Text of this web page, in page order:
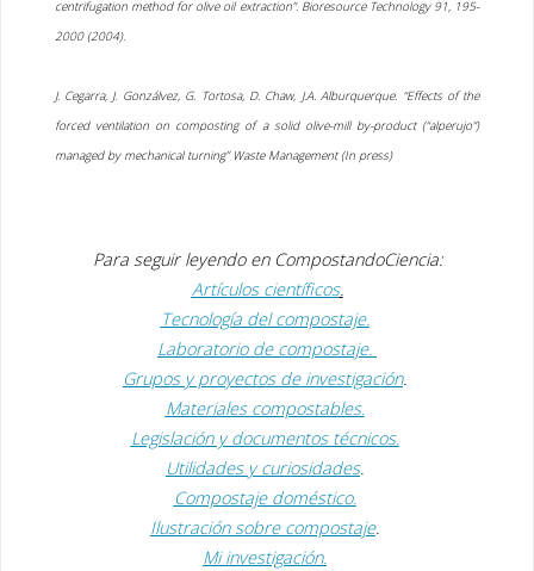
centrifugation method for olive oil extraction”. Bioresource Technology 91, 195-
2000 (2004).
J. Cegarra, J. Gonzálvez, G. Tortosa, D. Chaw, J.A. Alburquerque. “Effects of the
forced ventilation on composting of a solid olive-mill by-product (“alperujo”)
managed by mechanical turning” Waste Management (In press)
Para seguir leyendo en CompostandoCiencia:
Artículos científicos.
Tecnología del compostaje.
Laboratorio de compostaje.
Grupos y proyectos de investigación.
Materiales compostables.
Legislación y documentos técnicos.
Utilidades y curiosidades.
Compostaje doméstico.
Ilustración sobre compostaje.
Mi investigación.